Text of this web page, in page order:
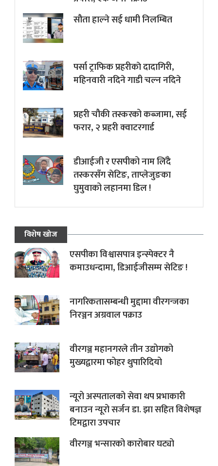
सौता हाल्ने सई धामी निलम्बित
पर्सा ट्राफिक प्रहरीकाे दादागिरी,
महिनवारी नदिने गाडी चल्न नदिने
प्रहरी चौकी तस्करको कब्जामा, सई
फरार, २ प्रहरी क्वाटरगार्ड
डीआईजी र एसपीको नाम लिँदै
तस्करसँग सेटिङ, ताप्लेजुङका
घुमुवाको लहानमा डिल !
विशेष खोज
एसपीका विश्वासपात्र इन्स्पेक्टर नै
कमाउधन्दामा, डिआईजीसम्म सेटिङ !
नागरिकतासम्बन्धी मुद्दामा वीरगन्जका
निरञ्जन अग्रवाल पक्राउ
वीरगञ्ज महानगरले तीन उद्योगको
मुख्यद्वारमा फोहर थुपारिदियो
न्यूरो अस्पतालको सेवा थप प्रभाकारी
बनाउन न्यूरो सर्जन डा. झा सहित विशेषज्ञ
टिमद्वारा उपचार
वीरगञ्ज भन्सारको कारोबार घट्यो